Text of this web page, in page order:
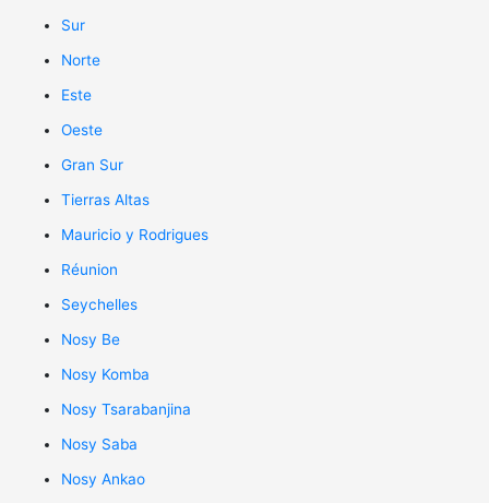
Sur
Norte
Este
Oeste
Gran Sur
Tierras Altas
Mauricio y Rodrigues
Réunion
Seychelles
Nosy Be
Nosy Komba
Nosy Tsarabanjina
Nosy Saba
Nosy Ankao